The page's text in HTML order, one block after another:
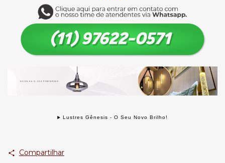
Lustres Gênesis - O Seu Novo Brilho!
Compartilhar